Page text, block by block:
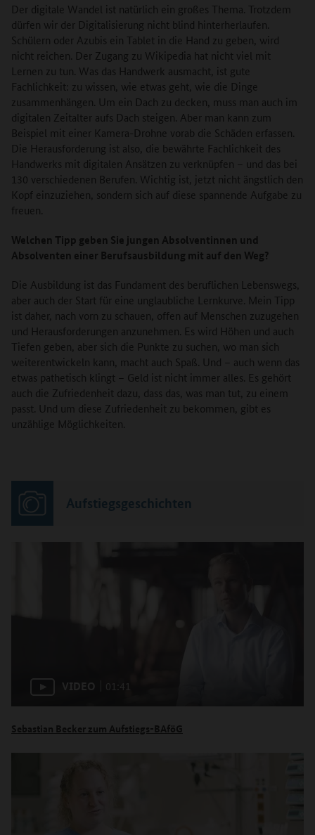
Der digitale Wandel ist natürlich ein großes Thema. Trotzdem
dürfen wir der Digitalisierung nicht blind hinterherlaufen.
Schülern oder Azubis ein Tablet in die Hand zu geben, wird
nicht reichen. Der Zugang zu Wikipedia hat nicht viel mit
Lernen zu tun. Was das Handwerk ausmacht, ist gute
Fachlichkeit: zu wissen, wie etwas geht, wie die Dinge
zusammenhängen. Um ein Dach zu decken, muss man auch im
digitalen Zeitalter aufs Dach steigen. Aber man kann zum
Beispiel mit einer Kamera-Drohne vorab die Schäden erfassen.
Die Herausforderung ist also, die bewährte Fachlichkeit des
Handwerks mit digitalen Ansätzen zu verknüpfen – und das bei
130 verschiedenen Berufen. Wichtig ist, jetzt nicht ängstlich den
Kopf einzuziehen, sondern sich auf diese spannende Aufgabe zu
freuen.
Welchen Tipp geben Sie jungen Absolventinnen und
Absolventen einer Berufsausbildung mit auf den Weg?
Die Ausbildung ist das Fundament des beruflichen Lebenswegs,
aber auch der Start für eine unglaubliche Lernkurve. Mein Tipp
ist daher, nach vorn zu schauen, offen auf Menschen zuzugehen
und Herausforderungen anzunehmen. Es wird Höhen und auch
Tiefen geben, aber sich die Punkte zu suchen, wo man sich
weiterentwickeln kann, macht auch Spaß. Und – auch wenn das
etwas pathetisch klingt – Geld ist nicht immer alles. Es gehört
auch die Zufriedenheit dazu, dass das, was man tut, zu einem
passt. Und um diese Zufriedenheit zu bekommen, gibt es
unzählige Möglichkeiten.
Aufstiegsgeschichten
Sebastian Becker zum Aufstiegs-BAföG
VIDEO 01:41